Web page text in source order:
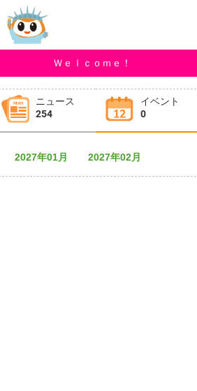
Ｗｅｌｃｏｍｅ！
ニュース
254
イベント
0
2027年01月 2027年02月